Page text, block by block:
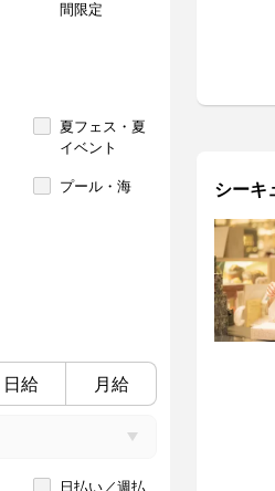
間限定
夏フェス・夏
イベント
プール・海
日給 月給
日払い／週払
シーキ